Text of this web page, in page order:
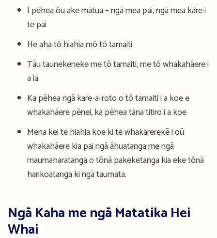
I pēhea ōu ake mātua – ngā mea pai, ngā mea kāre i
te pai
He aha tō hiahia mō tō tamaiti
Tāu taunekeneke me tō tamaiti, me tō whakahāere i
a ia
Ka pēhea ngā kare-a-roto o tō tamaiti i a koe e
whakahāere pēnei, ka pēhea tāna titiro i a koe
Mena kei te hiahia koe ki te whakarerekē i oū
whakahāere kia pai ngā āhuatanga me ngā
maumaharatanga o tōnā pakeketanga kia eke tōnā
harikoatanga ki ngā taumata.
Ngā Kaha me ngā Matatika Hei
Whai